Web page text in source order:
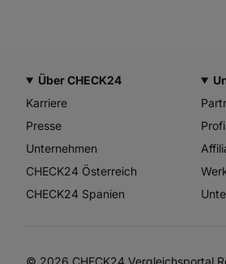
Über CHECK24
Karriere
Presse
Unternehmen
CHECK24 Österreich
CHECK24 Spanien
© 2026 CHECK24 Vergleichsportal